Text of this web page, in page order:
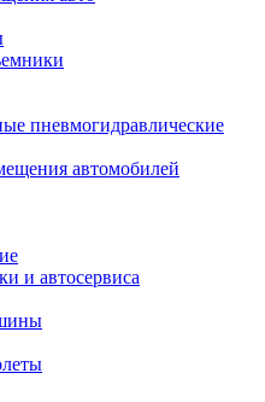
пневмогидравлические
автомобилей
и автосервиса